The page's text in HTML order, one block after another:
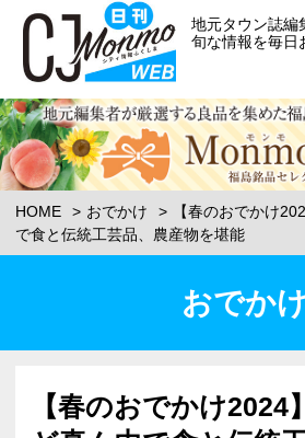
地元タウン誌編
旬な情報を毎日
HOME おでかけ
【春のおでかけ
で食と伝統工芸品、農産物を堪能
おでかけ
【春のおでかけ2024